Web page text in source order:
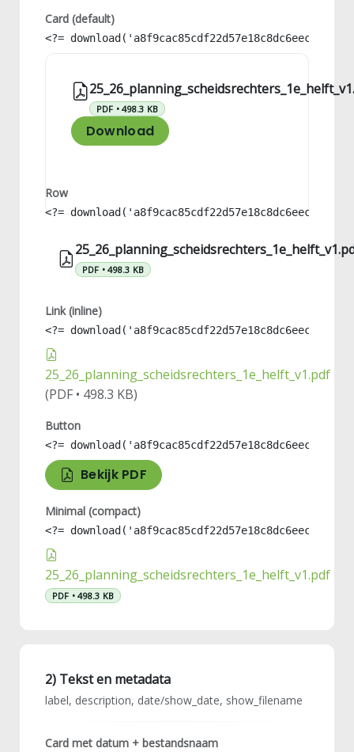
Card (default)
<?= download('a8f9cac85cdf22d57e18c8dc6eec9778')
PDF • 498.3 KB
Download
Row
<?=
PDF • 498.3 KB
Link (inline)
<?=
25_26_planning_scheidsrechters_1e_helft_v1.pdf
(PDF • 498.3 KB)
Button
<?=
Bekijk PDF
Minimal (compact)
<?=
25_26_planning_scheidsrechters_1e_helft_v1.pdf
PDF • 498.3 KB
2) Tekst en metadata
label, description, date/show_date, show_filename
Card met datum + bestandsnaam